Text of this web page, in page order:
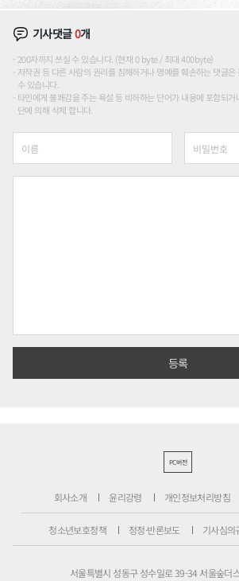
기사댓글0개
200자까지 쓰실 수 있습니다. (현재 0 byte / 최대 400byte)
저작권 등 다른 사람의 권리를 침해하거나 명예를 훼손하는 댓글
수 있습니다.
타인에게 불쾌감을 주는 욕설 등 비하하는 단어가 내용에 포함되
단에 의해 삭제 합니다.
PC버전
회사소개 윤리강령 개인정보처리방침
청소년보호정책 정정·반론보도 기사심의
서울특별시 성동구 성수일로 39-34 서울숲더